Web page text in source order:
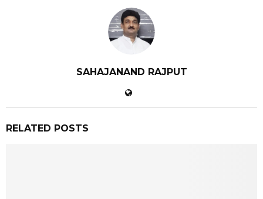
SAHAJANAND RAJPUT
RELATED POSTS